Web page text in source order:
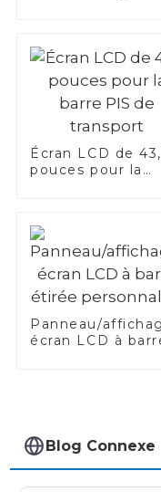
Écran LCD de
pouces pour la
Panneau/
écran LCD à
Blog Connexe